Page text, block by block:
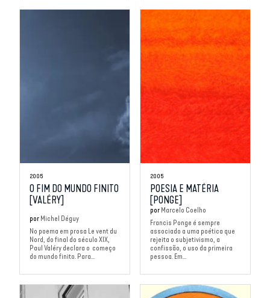
2005
O FIM DO MUNDO FINITO
[VALÉRY]
por Michel Déguy
No poema em prosa Le vent du
Nord, do final do século XIX,
Paul Valéry declara o começo
do mundo finito. Para...
2005
POESIA E MATÉRIA
[PONGE]
por Marcelo Coelho
Francis Ponge é sempre
associado a uma poética que
rejeita o subjetivismo, a
confissão, o uso da primeira
pessoa. Em...